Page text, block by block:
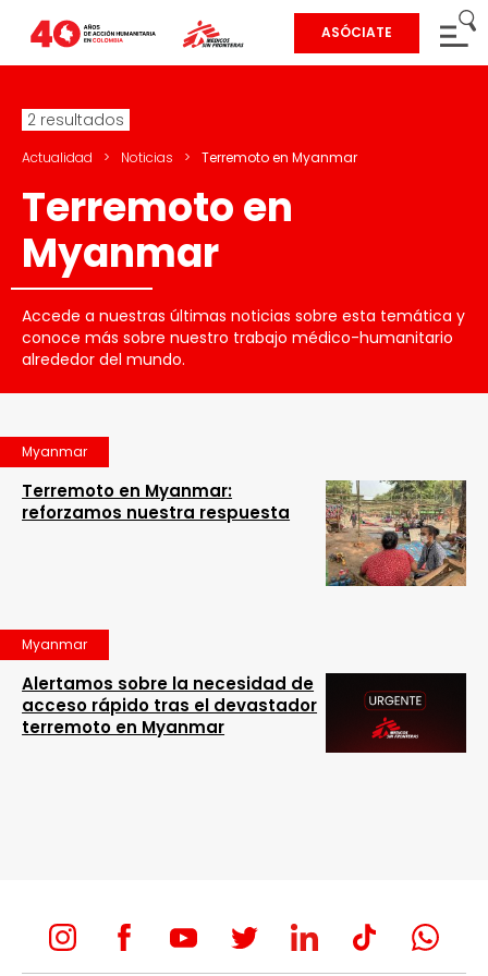
ASÓCIATE
2 resultados
Actualidad > Noticias > Terremoto en Myanmar
Terremoto en
Myanmar
Accede a nuestras últimas noticias sobre esta temática y
conoce más sobre nuestro trabajo médico-humanitario
alrededor del mundo.
Myanmar
Terremoto en Myanmar:
reforzamos nuestra respuesta
Myanmar
Alertamos sobre la necesidad de
acceso rápido tras el devastador
terremoto en Myanmar